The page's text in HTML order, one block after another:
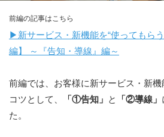
前編の記事はこちら
▶︎新サービス・新機能を“使ってもら
編】 ～『告知・導線』編～
前編では、お客様に新サービス・新機
コツとして、
「①告知」 と 「②導線」
た。